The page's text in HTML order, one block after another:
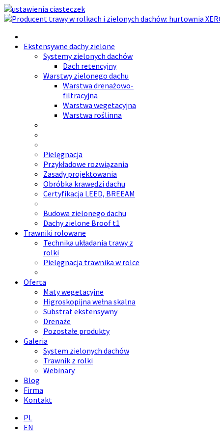
Ekstensywne dachy zielone
Systemy zielonych dachów
Dach retencyjny
Warstwy zielonego dachu
Warstwa drenażowo-
filtracyjna
Warstwa wegetacyjna
Warstwa roślinna
Pielęgnacja
Przykładowe rozwiązania
Zasady projektowania
Obróbka krawędzi dachu
Certyfikacja LEED, BREEAM
Budowa zielonego dachu
Dachy zielone Broof t1
Trawniki rolowane
Technika układania trawy z
rolki
Pielęgnacja trawnika w rolce
Oferta
Maty wegetacyjne
Higroskopijna wełna skalna
Substrat ekstensywny
Drenaże
Pozostałe produkty
Galeria
System zielonych dachów
Trawnik z rolki
Webinary
Blog
Firma
Kontakt
PL
EN